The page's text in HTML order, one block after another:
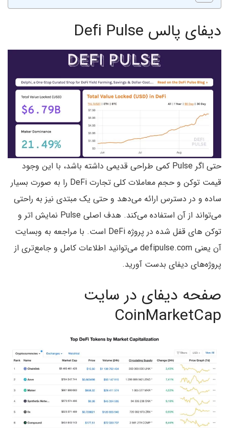
دیفای پالس Defi Pulse
حتی اگر Pulse کمی طراحی قدیمی داشته باشد، با این وجود
قیمت توکن و حجم معاملات کلی تجارت DeFi را به صورت بسیار
ساده و در دسترس ارائه می‌دهد و حتی یک مبتدی نیز به راحتی
می‌تواند از آن استفاده می‌کند. هدف اصلی Pulse نمایش اتر و
توکن های قفل شده در پروژه DeFi است. با مراجعه به وبسایت
آن یعنی defipulse.com می‌توانید اطلاعات کامل و جامع‌تری از
پروژه‌های دیفای بدست آورید.
صفحه دیفای در سایت
CoinMarketCap